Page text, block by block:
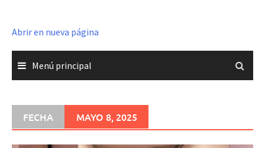
Abrir en nueva página
Menú principal
FECHA MAYO 8, 2025